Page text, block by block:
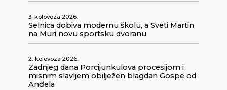
3. kolovoza 2026.
Selnica dobiva modernu školu, a Sveti Martin
na Muri novu sportsku dvoranu
2. kolovoza 2026.
Zadnjeg dana Porcijunkulova procesijom i
misnim slavljem obilježen blagdan Gospe od
Anđela